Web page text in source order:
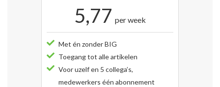
5,77 per week
Met én zonder BIG
Toegang tot alle artikelen
Voor uzelf en 5 collega’s,
medewerkers één abonnement